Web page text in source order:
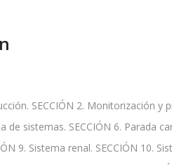
SECCIÓN 2. Monitorización
de sistemas. SECCIÓN 6. Parada
9. Sistema renal. SECCIÓN 10.